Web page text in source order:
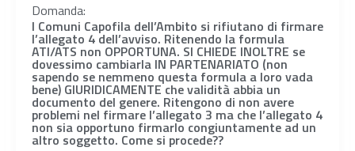
Domanda:
I Comuni Capofila dell’Ambito si rifiutano di firmare
l’allegato 4 dell’avviso. Ritenendo la formula
ATI/ATS non OPPORTUNA. SI CHIEDE INOLTRE se
dovessimo cambiarla IN PARTENARIATO (non
sapendo se nemmeno questa formula a loro vada
bene) GIURIDICAMENTE che validità abbia un
documento del genere. Ritengono di non avere
problemi nel firmare l’allegato 3 ma che l’allegato 4
non sia opportuno firmarlo congiuntamente ad un
altro soggetto. Come si procede??